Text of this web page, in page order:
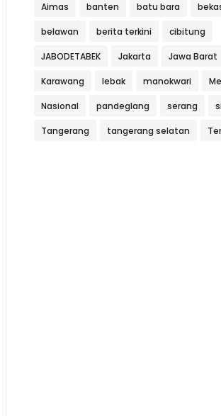
Aimas banten batu bara
belawan berita terkini cibitung
JABODETABEK Jakarta Jawa Barat
Karawang lebak manokwari
Nasional pandeglang serang
Tangerang tangerang selatan